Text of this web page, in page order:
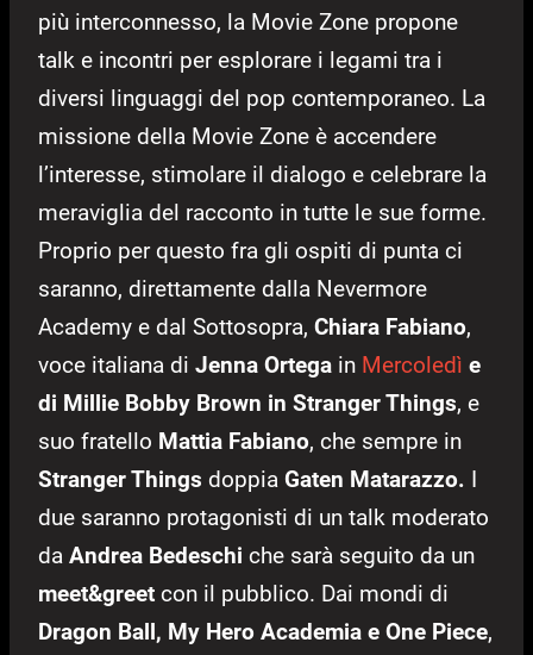
più interconnesso, la Movie Zone propone
talk e incontri per esplorare i legami tra i
diversi linguaggi del pop contemporaneo. La
missione della Movie Zone è accendere
l’interesse, stimolare il dialogo e celebrare la
meraviglia del racconto in tutte le sue forme.
Proprio per questo fra gli ospiti di punta ci
saranno, direttamente dalla Nevermore
Academy e dal Sottosopra, Chiara Fabiano,
voce italiana di Jenna Ortega in Mercoledì e
di Millie Bobby Brown in Stranger Things, e
suo fratello Mattia Fabiano, che sempre in
Stranger Things doppia Gaten Matarazzo. I
due saranno protagonisti di un talk moderato
da Andrea Bedeschi che sarà seguito da un
meet&greet con il pubblico. Dai mondi di
Dragon Ball, My Hero Academia e One Piece,